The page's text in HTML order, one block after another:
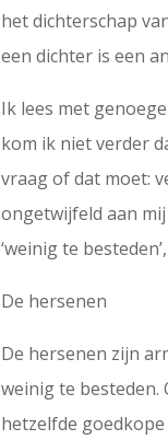
het dichterschap
een dichter is een
Ik lees met
kom ik niet verder
vraag of dat moet:
ongetwijfeld aan
‘weinig te
De hersenen
De hersenen zijn
weinig te besteden.
hetzelfde